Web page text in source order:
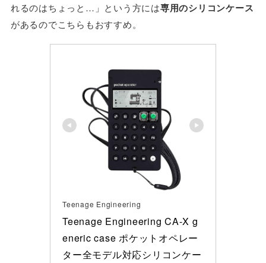
れるのはちょっと…」 という方には専用のシリコンケース
があるのでこちらもおすすめ。
Teenage Engineering
Teenage Engineering CA-X g
eneric case ポケットオペレー
ター全モデル対応シリコンケー